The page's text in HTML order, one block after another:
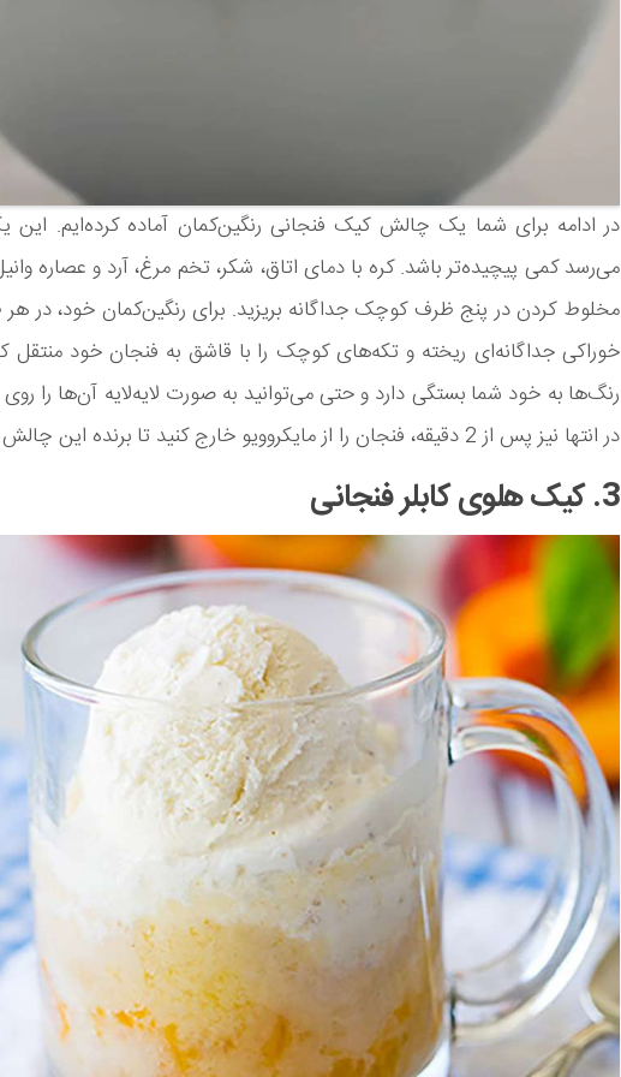
در ادامه برای شما یک چالش کیک فنجانی رنگین‌کمان آماده کرده‌ایم. این
می‌رسد کمی پیچیده‌تر باشد. کره با دمای اتاق، شکر، تخم مرغ، آرد و عصاره
مخلوط کردن در پنج ظرف کوچک جداگانه بریزید. برای رنگین‌کمان خود، در
خوراکی جداگانه‌ای ریخته و تکه‌های کوچک را با قاشق به فنجان خود منتقل
رنگ‌ها به خود شما بستگی دارد و حتی می‌توانید به صورت لایه‌لایه آن‌ها را روی
در انتها نیز پس از 2 دقیقه، فنجان را از مایکروویو خارج کنید تا برنده این چالش باشید.
3. کیک هلوی کابلر فنجانی